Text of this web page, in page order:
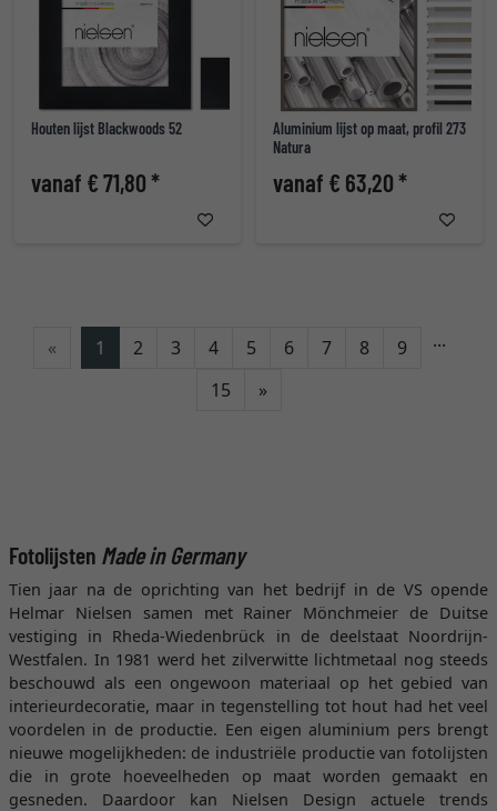
Houten lijst Blackwoods 52
vanaf € 71,80 *
Aluminium lijst op maat, profil 273
Natura
vanaf € 63,20 *
« 1 2 3 4 5 6 7 8 9 ...
15 »Verder
Fotolijsten Made in Germany
Tien jaar na de oprichting van het bedrijf in de VS opende
Helmar Nielsen samen met Rainer Mönchmeier de Duitse
vestiging in Rheda-Wiedenbrück in de deelstaat Noordrijn-
Westfalen. In 1981 werd het zilverwitte lichtmetaal nog steeds
beschouwd als een ongewoon materiaal op het gebied van
interieurdecoratie, maar in tegenstelling tot hout had het veel
voordelen in de productie. Een eigen aluminium pers brengt
nieuwe mogelijkheden: de industriële productie van fotolijsten
die in grote hoeveelheden op maat worden gemaakt en
gesneden. Daardoor kan Nielsen Design actuele trends